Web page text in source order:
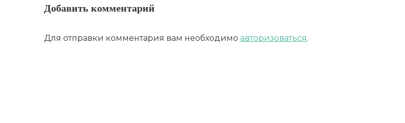
Добавить комментарий
Для отправки комментария вам необходимо авторизоваться.